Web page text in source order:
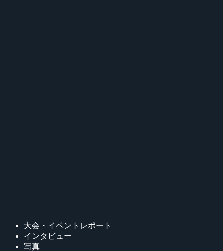
大会・イベントレポート
インタビュー
写真